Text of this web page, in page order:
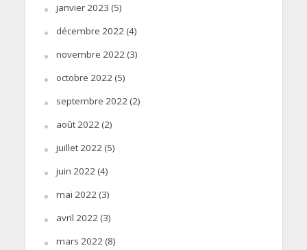
janvier 2023 (5)
décembre 2022(4)
novembre 2022(3)
octobre 2022(5)
septembre 2022(2)
août 2022(2)
juillet 2022(5)
juin 2022(4)
mai 2022(3)
avril 2022(3)
mars 2022(8)